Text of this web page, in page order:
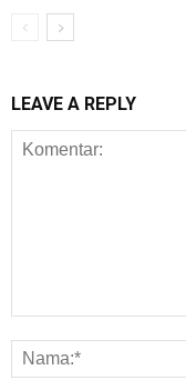
LEAVE A REPLY